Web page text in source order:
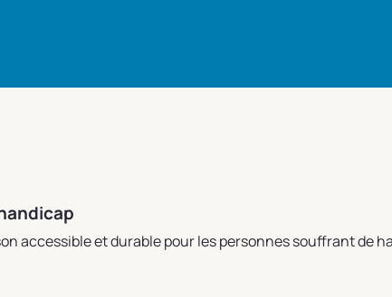
accessible et durable pour les personnes souffrant de